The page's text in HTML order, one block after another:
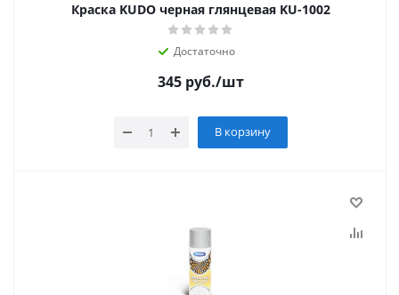
Краска KUDO черная глянцевая KU-1002
Достаточно
345руб./шт
В корзину